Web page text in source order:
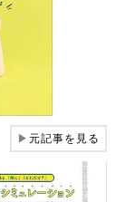
▶元記事を見る